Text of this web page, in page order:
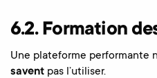
6.2. Formation
Une plateforme performante
savent pas l’utiliser.